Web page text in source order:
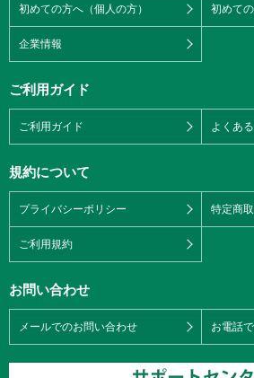
初めての方へ（個人の方） 初めて
企業情報
ご利用ガイド
ご利用ガイド よくあ
規約について
プライバシーポリシー 特定商
ご利用規約
お問い合わせ
メールでのお問い合わせ お電話